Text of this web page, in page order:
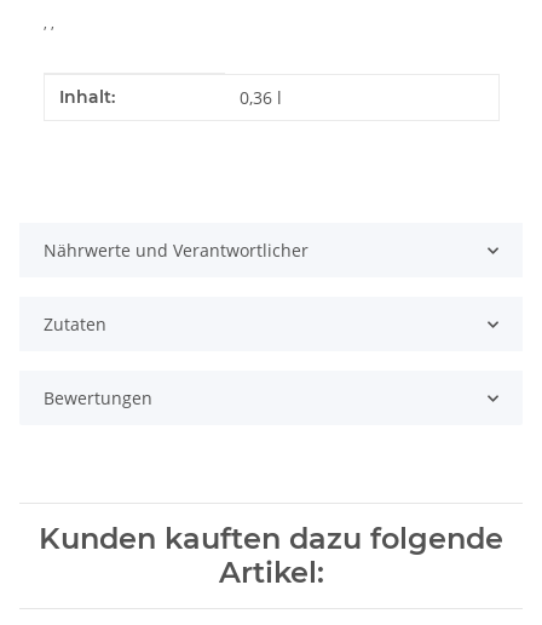
, ,
Produkteigenschaft
Wert
Inhalt: 0,36 l
Nährwerte und Verantwortlicher
Zutaten
Bewertungen
Kunden kauften dazu folgende
Artikel: